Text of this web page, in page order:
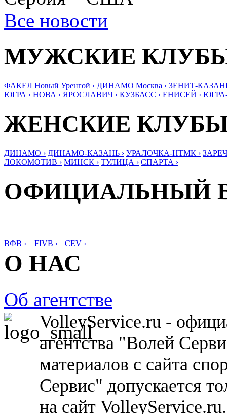
Все новости
МУЖСКИЕ
ФАКЕЛ Новый Уренгой › ДИНАМО Москва › ЗЕНИТ-
ЮГРА › НОВА › ЯРОСЛАВИЧ › КУЗБАСС › ЕНИСЕЙ ›
ЖЕНСКИЕ
ДИНАМО › ДИНАМО-КАЗАНЬ › УРАЛОЧКА-НТМК ›
ЛОКОМОТИВ › МИНСК › ТУЛИЦА › СПАРТА ›
ОФИЦИАЛЬНЫЙ
ВФВ › FIVB › CEV ›
О НАС
Об агентстве
VolleyService.ru -
агентства "Волей
материалов с сайта
Сервис" допускается
на сайт